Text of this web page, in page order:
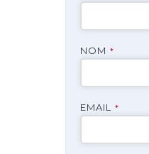
NOM *
EMAIL *